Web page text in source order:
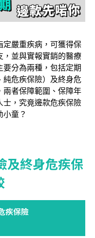
嚴重疾病，可獲得保
並與實報實銷的醫療
分為兩種，包括定期
危疾保險）及終身危
者保障範圍、保障年
，究竟邊款危疾保險
童？
及終身危疾保
疾保險